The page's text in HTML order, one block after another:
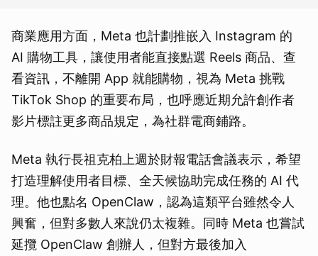
商業應用方面，Meta 也計劃推嵌入 Instagram 的
AI 購物工具，讓使用者能直接點選 Reels 商品、查
看資訊，不離開 App 就能購物，視為 Meta 挑戰
TikTok Shop 的重要布局，也呼應近期允許創作者
影片標註更多商品規定，為社群電商鋪路。
Meta 執行長祖克柏上週於財報電話會議表示，希望
打造理解使用者目標、全天候協助完成任務的 AI 代
理。他也點名 OpenClaw，認為這類平台雖然令人
興奮，但對多數人來說仍太複雜。同時 Meta 也嘗試
延攬 OpenClaw 創辦人，但對方最後加入